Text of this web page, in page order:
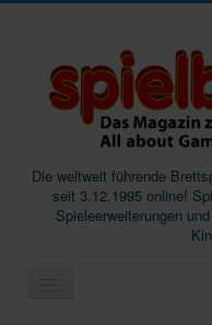
Die weltweit führende
seit 3.12.1995 online!
Spieleerweiterungen